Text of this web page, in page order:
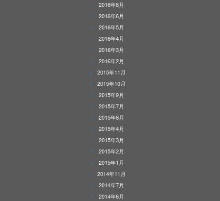
2016年8月
2016年6月
2016年5月
2016年4月
2016年3月
2016年2月
2015年11月
2015年10月
2015年9月
2015年7月
2015年6月
2015年4月
2015年3月
2015年2月
2015年1月
2014年11月
2014年7月
2014年6月